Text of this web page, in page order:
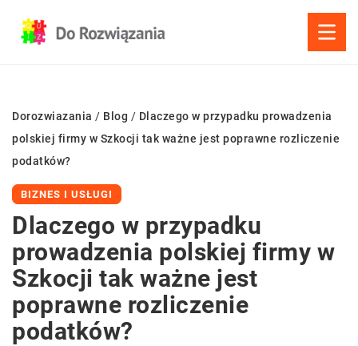
Dorozwiazania / Blog / Dlaczego w przypadku prowadzenia
polskiej firmy w Szkocji tak ważne jest poprawne rozliczenie
podatków?
BIZNES I USŁUGI
Dlaczego w przypadku
prowadzenia polskiej firmy w
Szkocji tak ważne jest
poprawne rozliczenie
podatków?